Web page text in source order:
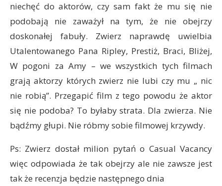
niechęć do aktorów, czy sam fakt że mu się nie
podobają nie zaważył na tym, że nie obejrzy
doskonałej fabuły. Zwierz naprawdę uwielbia
Utalentowanego Pana Ripley, Prestiż, Braci, Bliżej,
W pogoni za Amy – we wszystkich tych filmach
grają aktorzy których zwierz nie lubi czy mu „ nic
nie robią”. Przegapić film z tego powodu że aktor
się nie podoba? To byłaby strata. Dla zwierza. Nie
bądźmy głupi. Nie róbmy sobie filmowej krzywdy.
Ps: Zwierz dostał milion pytań o Casual Vacancy
więc odpowiada że tak obejrzy ale nie zawsze jest
tak że recenzja będzie następnego dnia